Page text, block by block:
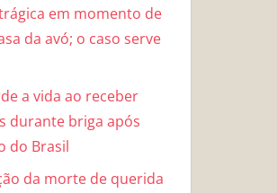
em momento de
da avó; o caso serve
a vida ao receber
durante briga após
do Brasil
da morte de querida